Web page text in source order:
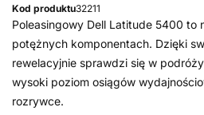
Kod produktu32211
Poleasingowy Dell Latitude 5400 to
potężnych komponentach. Dzięki
rewelacyjnie sprawdzi się w
wysoki poziom osiągów
rozrywce.